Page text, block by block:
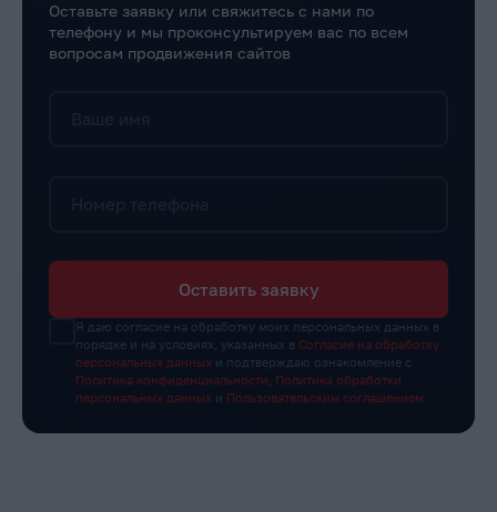
Оставьте заявку или свяжитесь с нами по
телефону и мы проконсультируем вас по всем
вопросам продвижения сайтов
Оставить заявку
Я даю согласие на обработку моих персональных данных в
порядке и на условиях, указанных в Согласие на обработку
персональных данных и подтверждаю ознакомление с
Политика конфиденциальности
Политика обработки
персональных данных и Пользовательским соглашением